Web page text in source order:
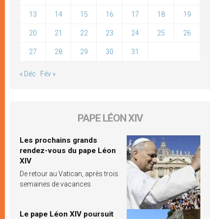
13 14 15 16 17 18 19
20 21 22 23 24 25 26
27 28 29 30 31
« Déc Fév »
PAPE LÉON XIV
Les prochains grands
rendez-vous du pape Léon
XIV
De retour au Vatican, après trois
semaines de vacances
Le pape Léon XIV poursuit